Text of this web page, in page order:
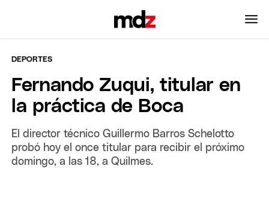
DEPORTES
Fernando Zuqui, titular en
la práctica de Boca
El director técnico Guillermo Barros Schelotto
probó hoy el once titular para recibir el próximo
domingo, a las 18, a Quilmes.